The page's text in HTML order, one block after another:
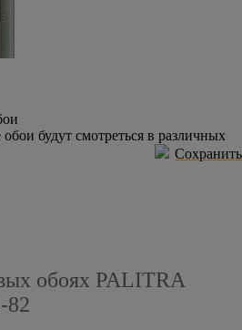
будут смотреться в различных
Сохранить
обоях PALITRA
82